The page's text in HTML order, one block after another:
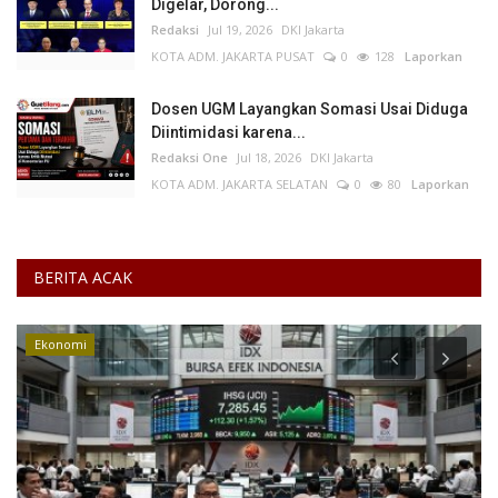
Digelar, Dorong...
Redaksi Jul 19, 2026 DKI Jakarta
KOTA ADM. JAKARTA PUSAT
0 128 Laporkan
Dosen UGM Layangkan Somasi Usai Diduga
Diintimidasi karena...
Redaksi One Jul 18, 2026 DKI Jakarta
KOTA ADM. JAKARTA SELATAN
0 80 Laporkan
BERITA ACAK
Pariwisata & Budaya